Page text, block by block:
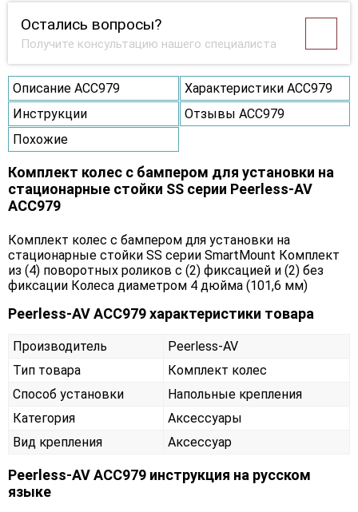
Остались вопросы?
Получите консультацию нашего специалиста
Описание ACC979
Характеристики ACC979
Инструкции
Отзывы ACC979
Похожие
Комплект колес с бампером для установки на
стационарные стойки SS серии Peerless-AV
ACC979
Комплект колес с бампером для установки на
стационарные стойки SS серии SmartMount Комплект
из (4) поворотных роликов с (2) фиксацией и (2) без
фиксации Колеса диаметром 4 дюйма (101,6 мм)
Peerless-AV ACC979 характеристики товара
Производитель
Peerless-AV
Тип товара
Комплект колес
Способ установки
Напольные крепления
Категория
Аксессуары
Вид крепления
Аксессуар
Peerless-AV ACC979 инструкция на русском
языке